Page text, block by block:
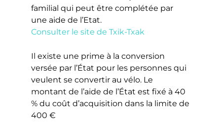
familial qui peut être complétée par
une aide de l’Etat.
Consulter le site de Txik-Txak
Il existe une prime à la conversion
versée par l’État pour les personnes qui
veulent se convertir au vélo. Le
montant de l’aide de l’État est fixé à 40
% du coût d’acquisition dans la limite de
400 €